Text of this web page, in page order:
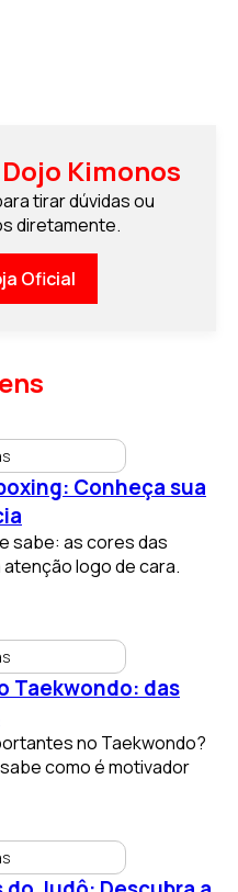
Dojo Kimonos
tirar dúvidas ou
diretamente.
Oficial
Conheça sua
sabe: as cores das
logo de cara.
Taekwondo: das
no Taekwondo?
como é motivador